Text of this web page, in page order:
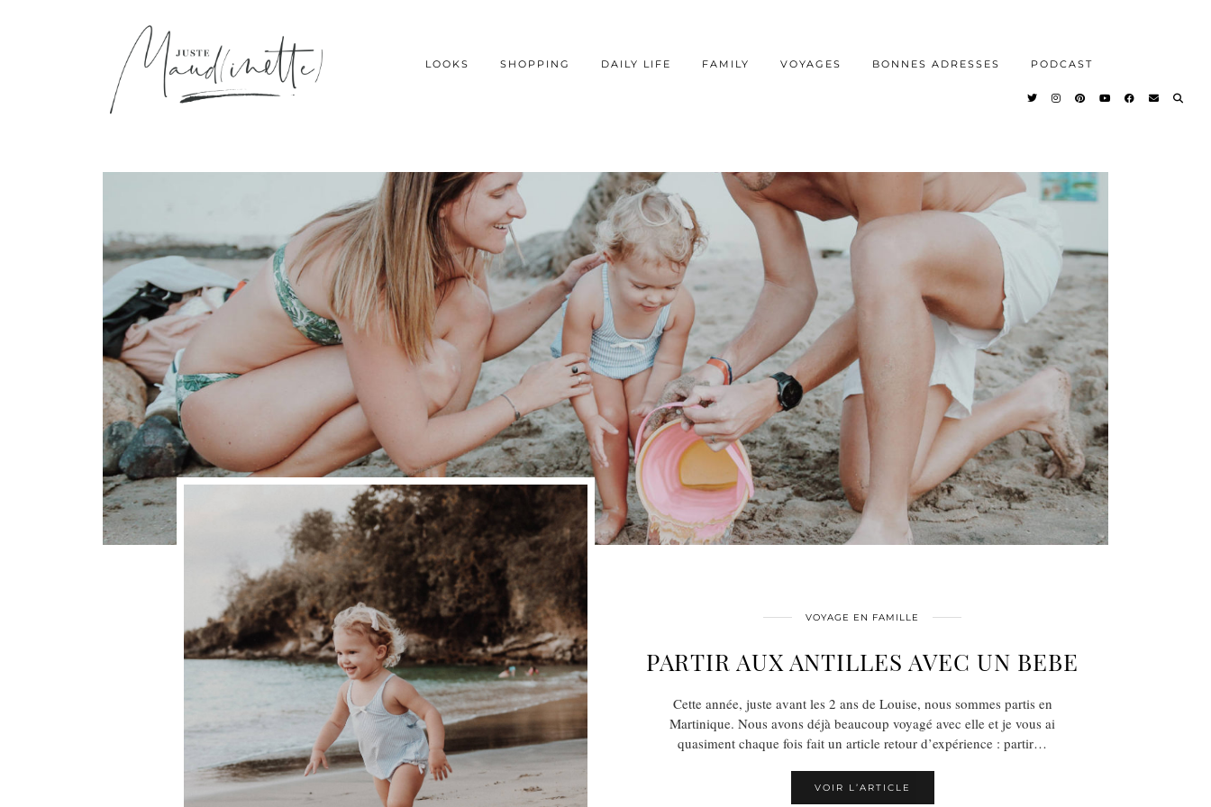
LOOKS SHOPPING DAILY LIFE FAMILY VOYAGES BONNES ADRESSES PODCAST
VOYAGE EN FAMILLE
PARTIR AUX ANTILLES AVEC UN BEBE
Cette année, juste avant les 2 ans de Louise, nous sommes partis en
Martinique. Nous avons déjà beaucoup voyagé avec elle et je vous ai
quasiment chaque fois fait un article retour d’expérience : partir…
VOIR L’ARTICLE